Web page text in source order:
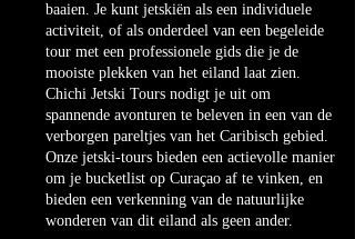
baaien. Je kunt jetskiën als een individuele
activiteit, of als onderdeel van een begeleide
tour met een professionele gids die je de
mooiste plekken van het eiland laat zien.
Chichi Jetski Tours nodigt je uit om
spannende avonturen te beleven in een van de
verborgen pareltjes van het Caribisch gebied.
Onze jetski-tours bieden een actievolle manier
om je bucketlist op Curaçao af te vinken, en
bieden een verkenning van de natuurlijke
wonderen van dit eiland als geen ander.